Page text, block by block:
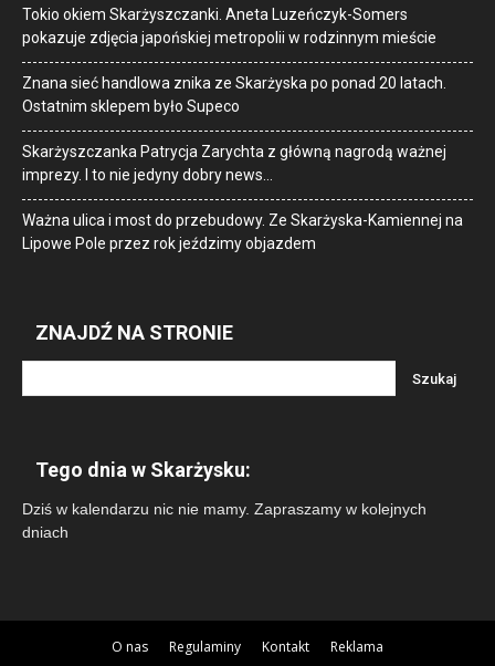
Tokio okiem Skarżyszczanki. Aneta Luzeńczyk-Somers
pokazuje zdjęcia japońskiej metropolii w rodzinnym mieście
Znana sieć handlowa znika ze Skarżyska po ponad 20 latach.
Ostatnim sklepem było Supeco
Skarżyszczanka Patrycja Zarychta z główną nagrodą ważnej
imprezy. I to nie jedyny dobry news…
Ważna ulica i most do przebudowy. Ze Skarżyska-Kamiennej na
Lipowe Pole przez rok jeździmy objazdem
ZNAJDŹ NA STRONIE
Tego dnia w Skarżysku:
Dziś w kalendarzu nic nie mamy. Zapraszamy w kolejnych
dniach
O nas Regulaminy Kontakt Reklama